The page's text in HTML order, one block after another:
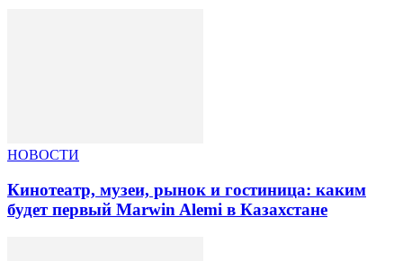
НОВОСТИ
Кинотеатр, музеи, рынок и гостиница: каким
будет первый Marwin Alemi в Казахстане